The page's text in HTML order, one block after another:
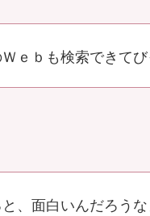
ｅｂも検索できてび
、面白いんだろう